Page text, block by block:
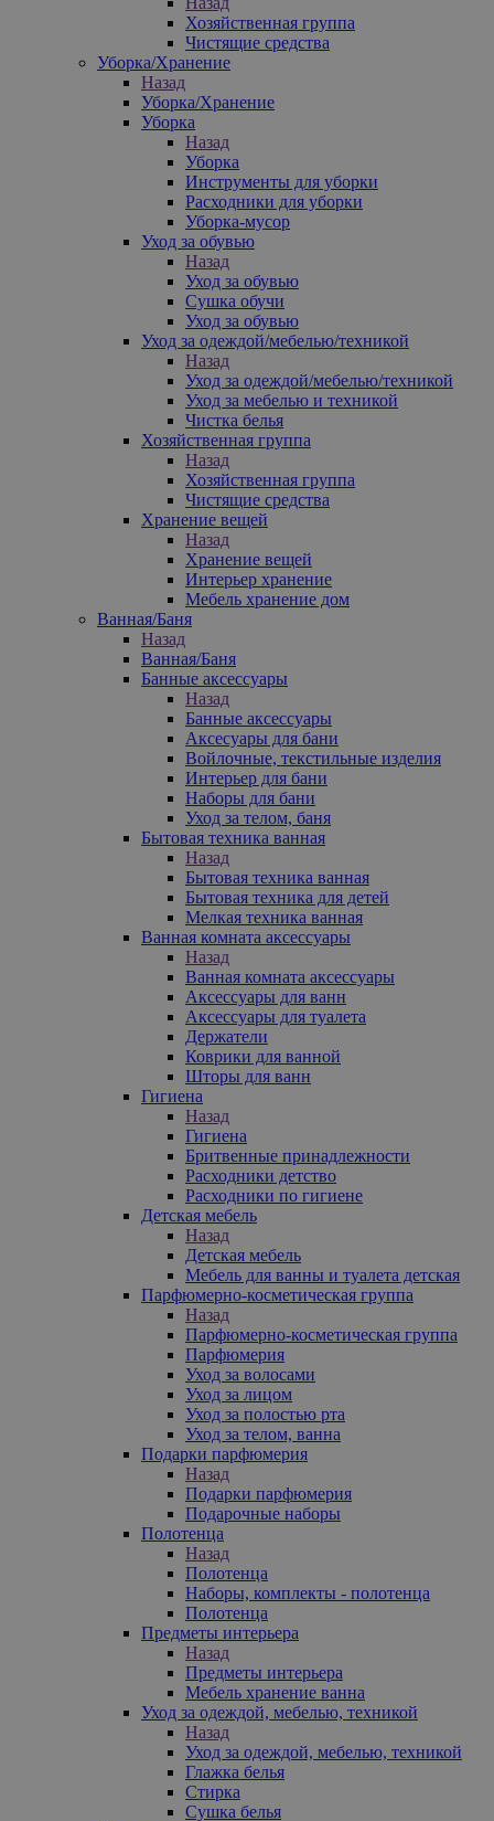
Хозяйственная группа
Чистящие средства
Уборка/Хранение
Назад
Уборка/Хранение
Уборка
Назад
Уборка
Инструменты для уборки
Расходники для уборки
Уборка-мусор
Уход за обувью
Назад
Уход за обувью
Сушка обучи
Уход за обувью
Уход за одеждой/мебелью/техникой
Назад
Уход за одеждой/мебелью/техникой
Уход за мебелью и техникой
Чистка белья
Хозяйственная группа
Назад
Хозяйственная группа
Чистящие средства
Хранение вещей
Назад
Хранение вещей
Интерьер хранение
Мебель хранение дом
Ванная/Баня
Назад
Ванная/Баня
Банные аксессуары
Назад
Банные аксессуары
Аксесуары для бани
Войлочные, текстильные изделия
Интерьер для бани
Наборы для бани
Уход за телом, баня
Бытовая техника ванная
Назад
Бытовая техника ванная
Бытовая техника для детей
Мелкая техника ванная
Ванная комната аксессуары
Назад
Ванная комната аксессуары
Аксессуары для ванн
Аксессуары для туалета
Держатели
Коврики для ванной
Шторы для ванн
Гигиена
Назад
Гигиена
Бритвенные принадлежности
Расходники детство
Расходники по гигиене
Детская мебель
Назад
Детская мебель
Мебель для ванны и туалета детская
Парфюмерно-косметическая группа
Назад
Парфюмерно-косметическая группа
Парфюмерия
Уход за волосами
Уход за лицом
Уход за полостью рта
Уход за телом, ванна
Подарки парфюмерия
Назад
Подарки парфюмерия
Подарочные наборы
Полотенца
Назад
Полотенца
Наборы, комплекты - полотенца
Полотенца
Предметы интерьера
Назад
Предметы интерьера
Мебель хранение ванна
Уход за одеждой, мебелью, техникой
Назад
Уход за одеждой, мебелью, техникой
Глажка белья
Стирка
Сушка белья